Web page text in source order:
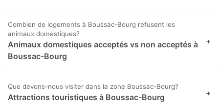
Combien de logements à Boussac-Bourg refusent les
animaux domestiques?
Animaux domestiques acceptés vs non acceptés à
Boussac-Bourg
+
Que devons-nous visiter dans la zone Boussac-Bourg?
Attractions touristiques à Boussac-Bourg +